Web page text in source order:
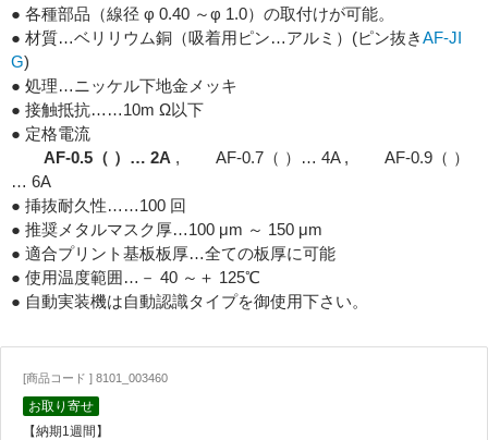
● 各種部品（線径 φ 0.40 ～φ 1.0）の取付けが可能。
● 材質…ベリリウム銅（吸着用ピン…アルミ）(ピン抜きAF-JI
G)
● 処理…ニッケル下地金メッキ
● 接触抵抗……10m Ω以下
● 定格電流
AF-0.5（ ）… 2A , AF-0.7（ ）… 4A , AF-0.9（ ）
… 6A
● 挿抜耐久性……100 回
● 推奨メタルマスク厚…100 μm ～ 150 μm
● 適合プリント基板板厚…全ての板厚に可能
● 使用温度範囲…－ 40 ～＋ 125℃
● 自動実装機は自動認識タイプを御使用下さい。
[商品コード ] 8101_003460
お取り寄せ
【納期1週間】